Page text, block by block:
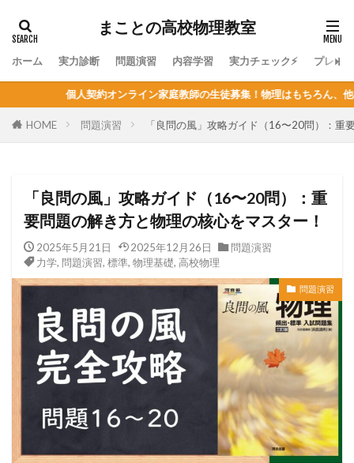
まことの高校物理教室
ホーム 実力診断 問題演習 内容学習 実力チェック⚡ プレミ
ン家庭教師の生徒募集！物理はもちろん、他教科の指導も可能！定員が
HOME 問題演習 「良問の風」攻略ガイド（16〜20問）：重
「良問の風」攻略ガイド（16〜20問）：重
要問題の解き方と物理の核心をマスター！
2025年5月21日 2025年12月26日
問題演習
力学, 問題演習, 標準, 物理基礎, 高校物理
問題演習